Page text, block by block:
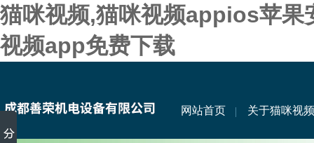
猫咪视频,猫咪视频appios苹果
视频app免费下载
网站首页 关于猫咪视频